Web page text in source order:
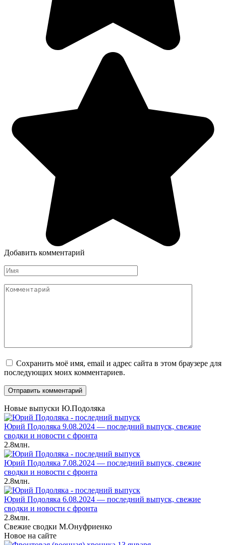
Добавить комментарий
Имя
*
Комментарий
Сохранить моё имя, email и адрес сайта в этом браузере для
последующих моих комментариев.
Новые выпуски Ю.Подоляка
Юрий Подоляка 9.08.2024 — последний выпуск, свежие
сводки и новости с фронта
2.8млн.
Юрий Подоляка 7.08.2024 — последний выпуск, свежие
сводки и новости с фронта
2.8млн.
Юрий Подоляка 6.08.2024 — последний выпуск, свежие
сводки и новости с фронта
2.8млн.
Свежие сводки М.Онуфриенко
Новое на сайте